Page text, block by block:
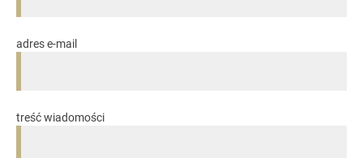
adres e-mail
treść wiadomości